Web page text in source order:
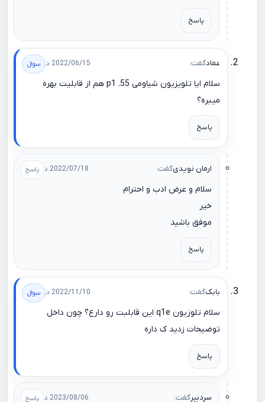
پاسخ
عمادگفت: 2022/06/15 در 12:50
سلام ایا تلویزیون شیاومی p1 .55 هم از قابلیت بهره
میبره؟
پاسخ
ارمان نویدیگفت: 2022/07/18 در 16:16
سلام و عرض ادب و احترام
خیر
موفق باشید
پاسخ
بابکگفت: 2022/11/10 در 02:55
سلام تلوزیون q1e این قابلبت رو دارع؟ چون داخل
توضیحات زدید ک داره
پاسخ
سردبیرگفت: 2023/08/06 در 09:48